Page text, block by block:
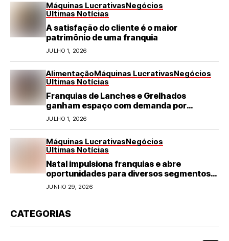
Máquinas LucrativasNegócios
Últimas Notícias
A satisfação do cliente é o maior
patrimônio de uma franquia
JULHO 1, 2026
AlimentaçãoMáquinas LucrativasNegócios
Últimas Notícias
Franquias de Lanches e Grelhados
ganham espaço com demanda por
refeições rápidas e de qualidade
JULHO 1, 2026
Máquinas LucrativasNegócios
Últimas Notícias
Natal impulsiona franquias e abre
oportunidades para diversos segmentos
do varejo
JUNHO 29, 2026
CATEGORIAS